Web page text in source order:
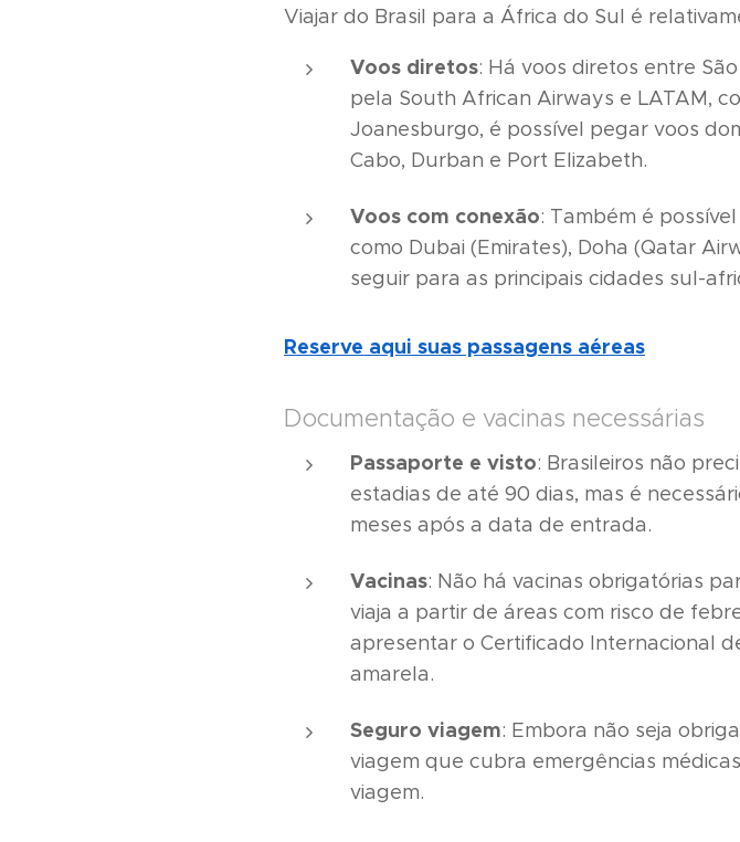
Viajar do Brasil para a África do Sul é
Voos diretos: Há voos diretos entre
pela South African Airways e LATAM,
Joanesburgo, é possível pegar voos
Cabo, Durban e Port Elizabeth.
Voos com conexão: Também é
como Dubai (Emirates), Doha (Qatar
seguir para as principais cidades sul-
Reserve aqui suas passagens aéreas
Documentação e vacinas necessárias
Passaporte e visto: Brasileiros não
estadias de até 90 dias, mas é
meses após a data de entrada.
Vacinas: Não há vacinas obrigatórias
viaja a partir de áreas com risco de
apresentar o Certificado Internacional
amarela.
Seguro viagem: Embora não seja
viagem que cubra emergências
viagem.